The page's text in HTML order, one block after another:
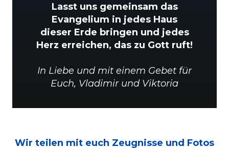
Lasst uns gemeinsam das
Evangelium in jedes Haus
dieser Erde bringen und jedes
Herz erreichen, das zu Gott ruft!
In Liebe und mit einem Gebet für
Euch, Vladimir und Viktoria
Wir teilen mit euch Zeugnisse und Fotos